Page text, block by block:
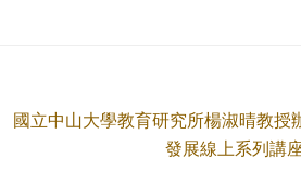
國立中山大學教育研究所楊淑晴教授
發展線上系列講座